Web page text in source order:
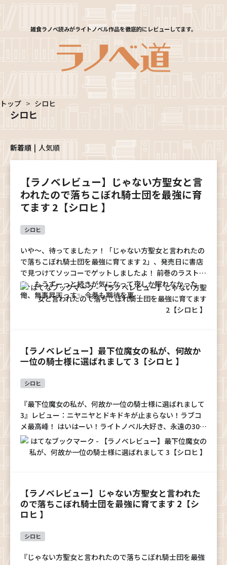
雑食ラノベ読みがライトノベル作品を徹底的にレビューしてます。
トップ > シロヒ
シロヒ
新着順 人気順
【ラノベレビュー】じゃない方聖女と言
われたので落ちこぼれ騎士団を最強に育
てます 2【シロヒ 】
シロヒ
いや～、待ってましたァ！「じゃない方聖女と言われたの
で落ちこぼれ騎士団を最強に育てます 2」、発売日に書店
で見つけてソッコーでゲットしましたよ！ 前巻のラストか
ら、もうずーっと続きが気になって夜しか眠れなかった
俺、無事昇天っす✨ 今巻も期待を裏…
【ラノベレビュー】最下位魔女の私が、何故か
一位の騎士様に選ばれまして 3【シロヒ 】
シロヒ
『最下位魔女の私が、何故か一位の騎士様に選ばれまして
3』レビュー：ニヤニヤとドキドキが止まらない！ラブコ
メ最高峰！ はいはーい！ライトノベル大好き、永遠の30歳
（自称）がお送りする激推しレビューのお時間だよー！今
回紹介するのは、待ちに待った『…
【ラノベレビュー】じゃない方聖女と言われた
ので落ちこぼれ騎士団を最強に育てます 2【シ
ロヒ 】
シロヒ
『じゃない方聖女と言われたので落ちこぼれ騎士団を最強